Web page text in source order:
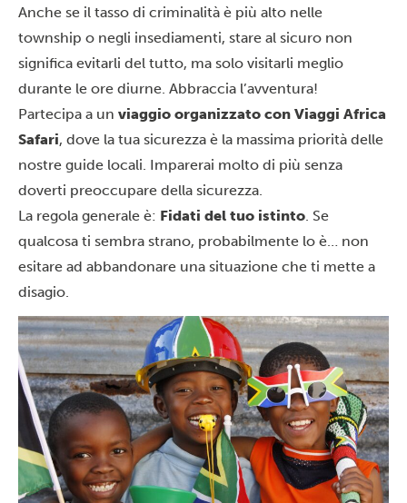
Anche se il tasso di criminalità è più alto nelle
township o negli insediamenti, stare al sicuro non
significa evitarli del tutto, ma solo visitarli meglio
durante le ore diurne. Abbraccia l’avventura!
Partecipa a un viaggio organizzato con Viaggi Africa
Safari, dove la tua sicurezza è la massima priorità delle
nostre guide locali. Imparerai molto di più senza
doverti preoccupare della sicurezza.
La regola generale è: Fidati del tuo istinto . Se
qualcosa ti sembra strano, probabilmente lo è… non
esitare ad abbandonare una situazione che ti mette a
disagio.